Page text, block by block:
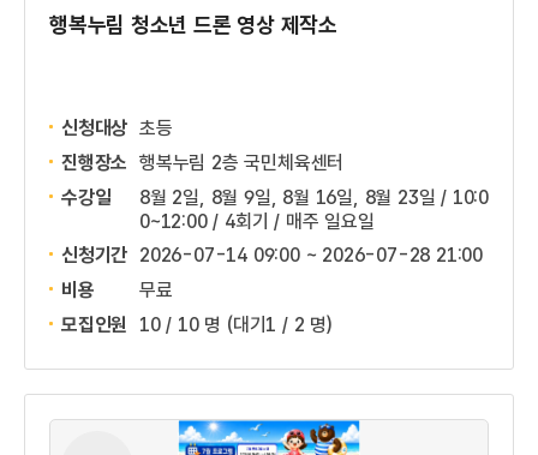
행복누림 청소년 드론 영상 제작소
신청대상 초등
진행장소 행복누림 2층 국민체육센터
수강일
8월 2일, 8월 9일, 8월 16일, 8월 23일 / 10:0
0~12:00 / 4회기 / 매주 일요일
신청기간 2026-07-14 09:00 ~ 2026-07-28 21:00
비용
무료
모집인원
10 / 10 명 (대기1 / 2 명)